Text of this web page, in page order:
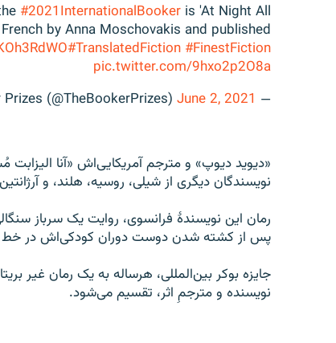
#2021InternationalBookeris 'At Night All
by Anna Moschovakis and published
#TranslatedFiction #FinestFiction
pic.twitter.com/9hxo2p2O8a
— The Booker Prizes (@TheBookerPrizes)
June 2, 2021
«دیوید دیوپ» و مترجم آمریکایی‌اش «آنا الیزابت
نویسندگان دیگری از شیلی، روسیه، هلند، و
رمان این نویسندهٔ فرانسوی، روایت یک سرباز
پس از کشته شدن دوست دوران کودکی‌اش در خط
نویسنده و مترجمِ اثر، تقسیم می‌شود.‎